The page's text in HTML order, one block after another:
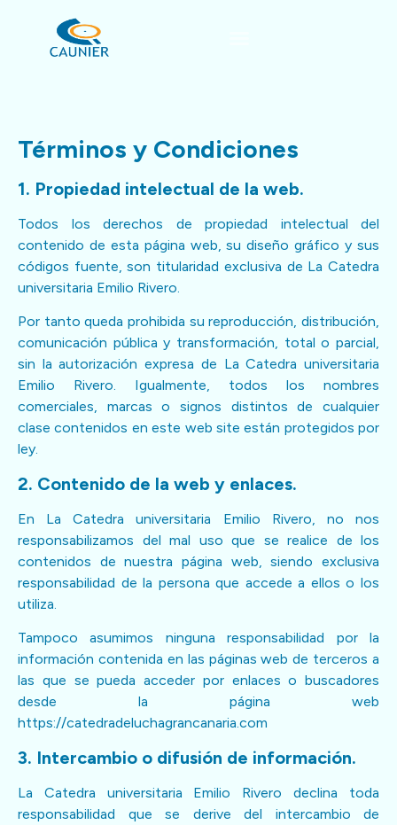
Términos y Condiciones
1. Propiedad intelectual de la web.
Todos los derechos de propiedad intelectual del
contenido de esta página web, su diseño gráfico y sus
códigos fuente, son titularidad exclusiva de La Catedra
universitaria Emilio Rivero.
Por tanto queda prohibida su reproducción, distribución,
comunicación pública y transformación, total o parcial,
sin la autorización expresa de La Catedra universitaria
Emilio Rivero. Igualmente, todos los nombres
comerciales, marcas o signos distintos de cualquier
clase contenidos en este web site están protegidos por
ley.
2. Contenido de la web y enlaces.
En La Catedra universitaria Emilio Rivero, no nos
responsabilizamos del mal uso que se realice de los
contenidos de nuestra página web, siendo exclusiva
responsabilidad de la persona que accede a ellos o los
utiliza.
Tampoco asumimos ninguna responsabilidad por la
información contenida en las páginas web de terceros a
las que se pueda acceder por enlaces o buscadores
desde la página web
https://catedradeluchagrancanaria.com
3. Intercambio o difusión de información.
La Catedra universitaria Emilio Rivero declina toda
responsabilidad que se derive del intercambio de